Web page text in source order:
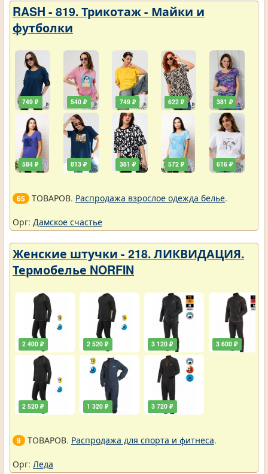
RASH - 819. Трикотаж - Майки и
футболки
749 ₽
584 ₽
540 ₽
813 ₽
749 ₽
381 ₽
622 ₽
572 ₽
381 ₽
616 ₽
65 ТОВАРОВ. Распродажа взрослое одежда белье.
Орг: Дамское счастье
Женские штучки - 218. ЛИКВИДАЦИЯ.
Термобелье NORFIN
2 400 ₽
2 520 ₽
2 520 ₽
1 320 ₽
3 120 ₽
3 720 ₽
3 600 ₽
9 ТОВАРОВ. Распродажа для спорта и фитнеса.
Орг: Леда